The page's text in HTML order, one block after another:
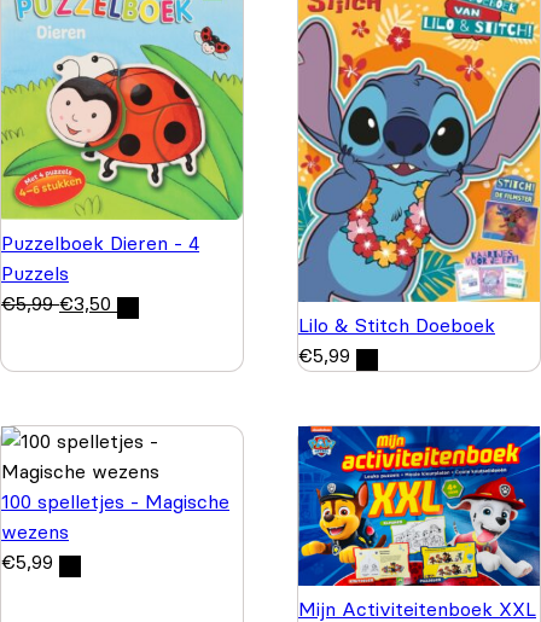
Puzzelboek Dieren - 4
Puzzels
€5,99 €3,50
Lilo & Stitch Doeboek
€5,99
100 spelletjes - Magische
wezens
€5,99
Mijn Activiteitenboek XXL